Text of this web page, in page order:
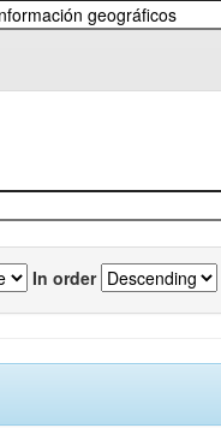
In order